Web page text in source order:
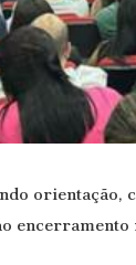
orientação,